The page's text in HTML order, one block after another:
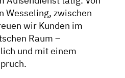
Wesseling, zwischen
wir Kunden im
Raum –
und mit einem